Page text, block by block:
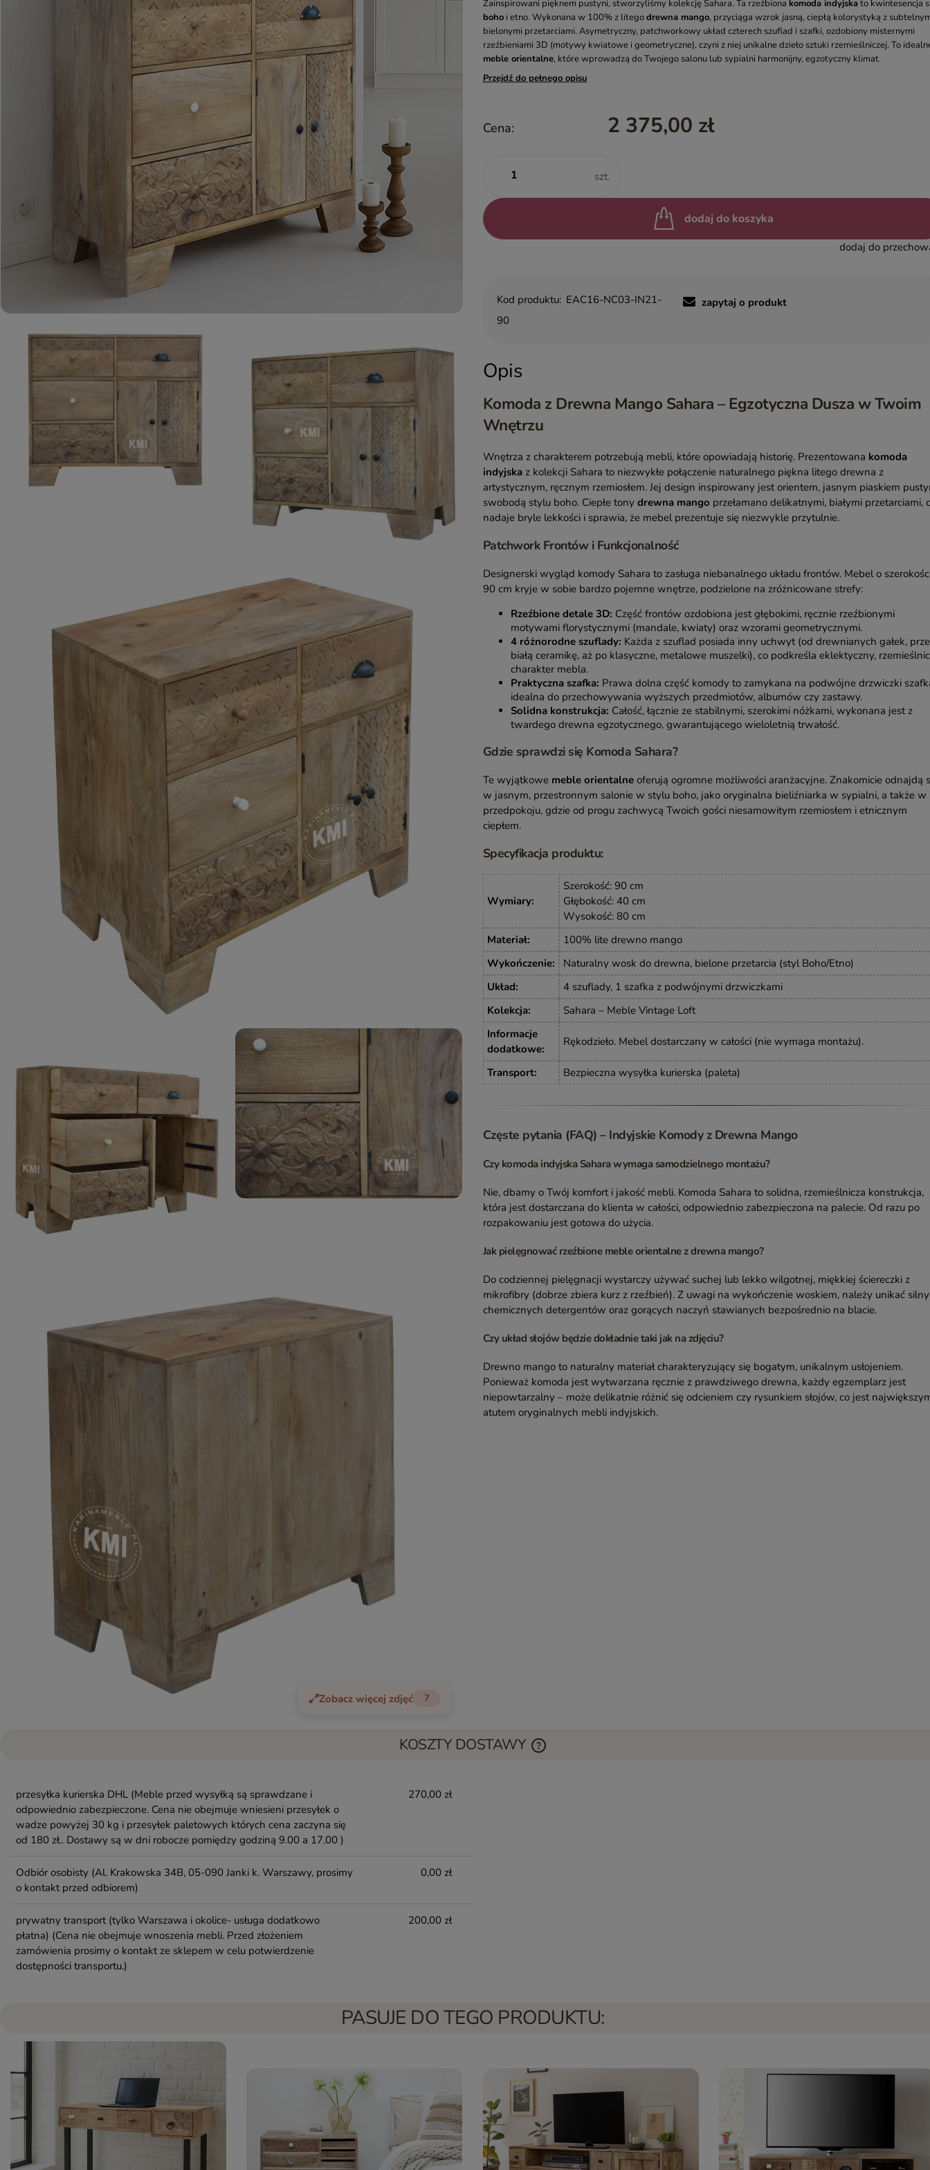
ROMA – MEBLE LOFTOWE MANGO I METAL
WESTPORT – LOFTOWE MEBLE VINTAGE
RIVERSIDE – POSTARZONE MEBLE LOFTOWE DREWNIANE
MILO – NOWOCZESNE MEBLE INDYJSKIE Z DREWNA MANGO
YASMIN – EGZOTYCZNE MEBLE DREWNIANE
INDIAN SUMMER – KOLOROWE MEBLE INDYJSKIE
BOHO LOCO – NATURALNE DREWNO RZEŹBIONE
Zobacz więcej zdjęć 7
Zainspirowani pięknem pustyni, stworzyliśmy kolekcję Sahara. Ta rzeźbiona komoda indyjskato kwintesencja
bohoi etno. Wykonana w 100% z litegodrewna mango, przyciąga wzrok jasną, ciepłą kolorystyką z
bielonymi przetarciami. Asymetryczny, patchworkowy układ czterech szuflad i szafki, ozdobiony misternymi
rzeźbieniami 3D (motywy kwiatowe i geometryczne), czyni z niej unikalne dzieło sztuki rzemieślniczej. To
meble orientalne, które wprowadzą do Twojego salonu lub sypialni harmonijny, egzotyczny klimat.
Przejdź do pełnego opisu
Cena: 2 375,00 zł
szt.
dodaj do koszyka
dodaj do
Kod produktu: EAC16-NC03-IN21-
90
zapytaj o produkt
Opis
Komoda z Drewna Mango Sahara – Egzotyczna Dusza w Twoim
Wnętrzu
Wnętrza z charakterem potrzebują mebli, które opowiadają historię. Prezentowana komoda
indyjskaz kolekcji Sahara to niezwykłe połączenie naturalnego piękna litego drewna z
artystycznym, ręcznym rzemiosłem. Jej design inspirowany jest orientem, jasnym piaskiem
swobodą stylu boho. Ciepłe tony drewna mango przełamano delikatnymi, białymi przetarciami,
nadaje bryle lekkości i sprawia, że mebel prezentuje się niezwykle przytulnie.
Patchwork Frontów i Funkcjonalność
Designerski wygląd komody Sahara to zasługa niebanalnego układu frontów. Mebel o
90 cm kryje w sobie bardzo pojemne wnętrze, podzielone na zróżnicowane strefy:
Rzeźbione detale 3D: Część frontów ozdobiona jest głębokimi, ręcznie rzeźbionymi
motywami florystycznymi (mandale, kwiaty) oraz wzorami geometrycznymi.
4 różnorodne szuflady: Każda z szuflad posiada inny uchwyt (od drewnianych gałek,
białą ceramikę, aż po klasyczne, metalowe muszelki), co podkreśla eklektyczny,
charakter mebla.
Praktyczna szafka: Prawa dolna część komody to zamykana na podwójne drzwiczki
idealna do przechowywania wyższych przedmiotów, albumów czy zastawy.
Solidna konstrukcja: Całość, łącznie ze stabilnymi, szerokimi nóżkami, wykonana jest z
twardego drewna egzotycznego, gwarantującego wieloletnią trwałość.
Gdzie sprawdzi się Komoda Sahara?
Te wyjątkowe meble orientalneoferują ogromne możliwości aranżacyjne. Znakomicie odnajdą
w jasnym, przestronnym salonie w stylu boho, jako oryginalna bieliźniarka w sypialni, a także w
przedpokoju, gdzie od progu zachwycą Twoich gości niesamowitym rzemiosłem i etnicznym
ciepłem.
Specyfikacja produktu:
Wymiary:
Szerokość: 90 cm
Głębokość: 40 cm
Wysokość: 80 cm
Materiał:
100% lite drewno mango
Wykończenie:
Naturalny wosk do drewna, bielone przetarcia (styl Boho/Etno)
Układ:
4 szuflady, 1 szafka z podwójnymi drzwiczkami
Kolekcja:
Sahara – Meble Vintage Loft
Informacje
dodatkowe:
Rękodzieło. Mebel dostarczany w całości (nie wymaga montażu).
Transport: Bezpieczna wysyłka kurierska (paleta)
Częste pytania (FAQ) – Indyjskie Komody z Drewna Mango
Czy komoda indyjska Sahara wymaga samodzielnego montażu?
Nie, dbamy o Twój komfort i jakość mebli. Komoda Sahara to solidna, rzemieślnicza konstrukcja,
która jest dostarczana do klienta w całości, odpowiednio zabezpieczona na palecie. Od razu po
rozpakowaniu jest gotowa do użycia.
Jak pielęgnować rzeźbione meble orientalne z drewna mango?
Do codziennej pielęgnacji wystarczy używać suchej lub lekko wilgotnej, miękkiej ściereczki z
mikrofibry (dobrze zbiera kurz z rzeźbień). Z uwagi na wykończenie woskiem, należy unikać
chemicznych detergentów oraz gorących naczyń stawianych bezpośrednio na blacie.
Czy układ słojów będzie dokładnie taki jak na zdjęciu?
Drewno mango to naturalny materiał charakteryzujący się bogatym, unikalnym usłojeniem.
Ponieważ komoda jest wytwarzana ręcznie z prawdziwego drewna, każdy egzemplarz jest
niepowtarzalny – może delikatnie różnić się odcieniem czy rysunkiem słojów, co jest
atutem oryginalnych mebli indyjskich.
KOSZTY DOSTAWY
przesyłka kurierska DHL(Meble przed wysyłką są sprawdzane i
odpowiednio zabezpieczone. Cena nie obejmuje wniesieni przesyłek o
wadze powyżej 30 kg i przesyłek paletowych których cena zaczyna się
od 180 zł.. Dostawy są w dni robocze pomiędzy godziną 9.00 a 17.00 )
270,00 zł
Odbiór osobisty(Al. Krakowska 34B, 05-090 Janki k. Warszawy, prosimy
o kontakt przed odbiorem)
0,00 zł
prywatny transport (tylko Warszawa i okolice- usługa dodatkowo
płatna) (Cena nie obejmuje wnoszenia mebli. Przed złożeniem
zamówienia prosimy o kontakt ze sklepem w celu potwierdzenie
dostępności transportu.)
200,00 zł
PASUJE DO TEGO PRODUKTU: